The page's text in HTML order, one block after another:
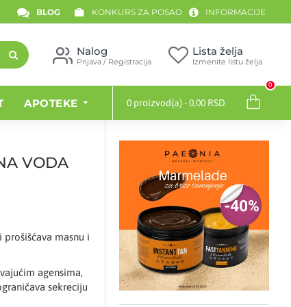
BLOG KONKURS ZA POSAO INFORMACIJE
Nalog
Prijava / Registracija
Lista želja
Izmenite listu želja
APOTEKE 0 proizvod(a) - 0,00 RSD
0
VODA
masnu i
agensima,
sekreciju